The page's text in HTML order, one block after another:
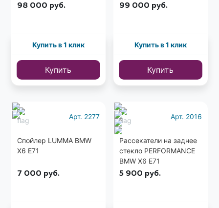
98 000 руб.
Купить в 1 клик
Купить
99 000 руб.
Купить в 1 клик
Купить
Арт. 2277
Спойлер LUMMA BMW
X6 E71
7 000 руб.
Арт. 2016
Рассекатели на заднее
стекло PERFORMANCE
BMW X6 E71
стеклопластик
5 900 руб.